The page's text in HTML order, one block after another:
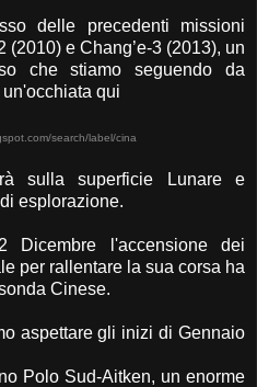
delle precedenti missioni
(2010) e Chang’e-3 (2013), un
che stiamo seguendo da
qui
search/label/cina
sulla superficie Lunare e
esplorazione.
l'accensione dei
per rallentare la sua corsa ha
Cinese.
aspettare gli inizi di Gennaio
Polo Sud-Aitken, un enorme